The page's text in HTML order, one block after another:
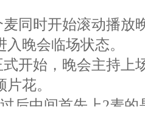
蹈节目《 三月红》
进春天》三麦
【欢歌炫舞】二麦
姑娘的歌声》一麦
别草原》三麦
南梦》三麦
麦同时开始滚动播放
晚会临场状态。
式开始，晚会主持上
花。
后中间首先上2麦